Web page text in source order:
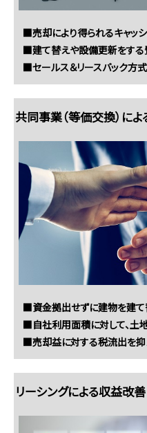
■売却により得られるキャッ
■建て替えや設備更新をする
■セールス＆リースバック方
共同事業（等価交換）に
■資金拠出せずに建物を建て
■自社利用面積に対して、土
■売却益に対する税流出を抑
リーシングによる収益改善